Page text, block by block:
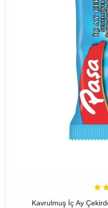
Kavrulmuş İç Ay